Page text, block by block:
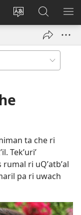
Kakʼex
chʼabʼal
rech
Umajixik
sesión
window)
Chawilaʼ
JW.ORG
RI
ta che ri
Tekʼuriʼ
ri uQʼatbʼal
pa ri uwach